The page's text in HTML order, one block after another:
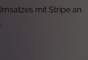
mit Stripe an